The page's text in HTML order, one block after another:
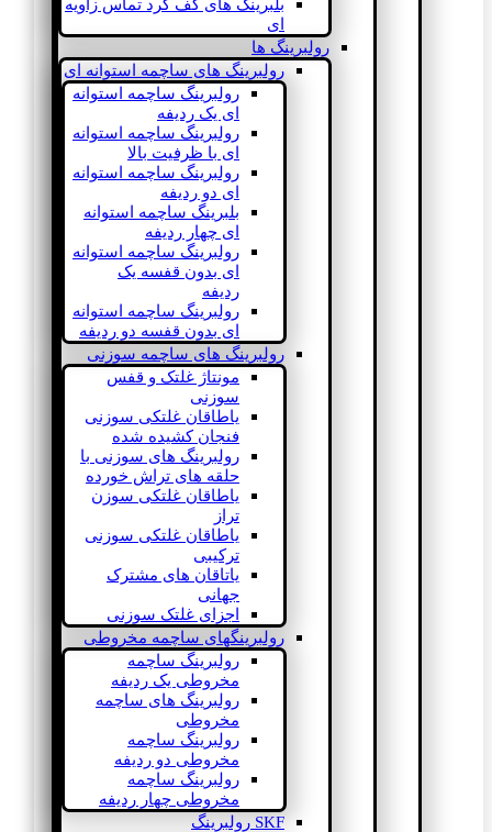
بلبرینگ های کف گرد تماس زاویه
ای
رولبرینگ ها
رولبرینگ های ساچمه استوانه ای
رولبرینگ ساچمه استوانه
ای یک ردیفه
رولبرینگ ساچمه استوانه
ای با ظرفیت بالا
رولبرینگ ساچمه استوانه
ای دو ردیفه
بلبرینگ ساچمه استوانه
ای چهار ردیفه
رولبرینگ ساچمه استوانه
ای بدون قفسه یک
ردیفه
رولبرینگ ساچمه استوانه
ای بدون قفسه دو ردیفه
رولبرینگ های ساچمه سوزنی
مونتاژ غلتک و قفس
سوزنی
یاطاقان غلتکی سوزنی
فنجان کشیده شده
رولبرینگ های سوزنی با
حلقه های تراش خورده
یاطاقان غلتکی سوزن
تراز
یاطاقان غلتکی سوزنی
ترکیبی
یاتاقان های مشترک
جهانی
اجزای غلتک سوزنی
رولبرینگهای ساچمه مخروطی
رولبرینگ ساچمه
مخروطی یک ردیفه
رولبرینگ های ساچمه
مخروطی
رولبرینگ ساچمه
مخروطی دو ردیفه
رولبرینگ ساچمه
مخروطی چهار ردیفه
SKF رولبرینگ